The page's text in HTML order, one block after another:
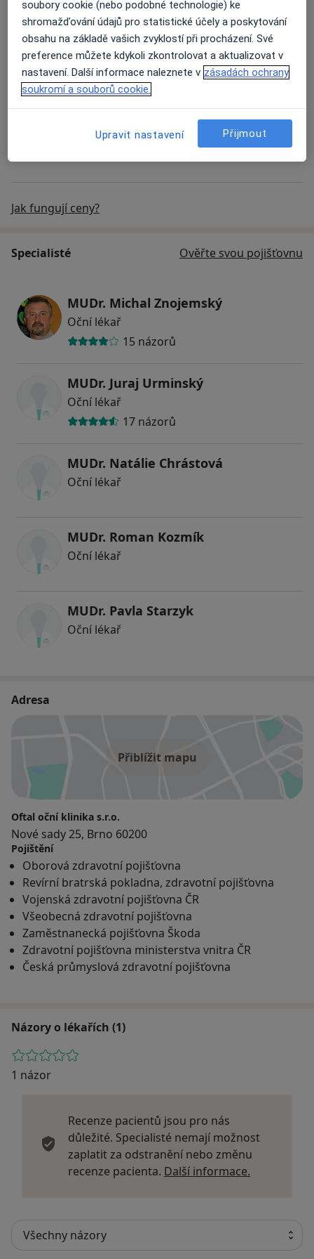
- možnost parkování přímo v centru Titanium
- plně bezbarierový přístup
- příjemné prostředí vnitrobloku komplexu Titania se
spoustou zeleně, restauracemi, kavárnou, bankou i
bankovními automaty.
Služby
Oční vyšetření
Korekce očních vad
Laserové korekce vad zraku
Jak fungují ceny?
Specialisté Ověřte svou pojišťovnu
MUDr. Michal Znojemský
Oční lékař
15 názorů
MUDr. Juraj Urminský
Oční lékař
17 názorů
MUDr. Natálie Chrástová
Oční lékař
MUDr. Roman Kozmík
Oční lékař
MUDr. Pavla Starzyk
Oční lékař
Adresa
Přiblížit mapu
Oftal oční klinika s.r.o.
Nové sady 25, Brno 60200
Pojištění
Oborová zdravotní pojišťovna
Revírní bratrská pokladna, zdravotní pojišťovna
Vojenská zdravotní pojišťovna ČR
Všeobecná zdravotní pojišťovna
Zaměstnanecká pojišťovna Škoda
Zdravotní pojišťovna ministerstva vnitra ČR
Česká průmyslová zdravotní pojišťovna
Názory o lékařích (1)
1 názor
Recenze pacientů jsou pro nás
důležité. Specialisté nemají možnost
zaplatit za odstranění nebo změnu
recenze pacienta. Další informace.
soubory cookie (nebo podobné technologie) ke
shromažďování údajů pro statistické účely a poskytování
obsahu na základě vašich zvyklostí při procházení. Své
preference můžete kdykoli zkontrolovat a aktualizovat v
nastavení. Další informace naleznete v zásadách ochrany
soukromí a souborů cookie.
Upravit nastavení Přijmout